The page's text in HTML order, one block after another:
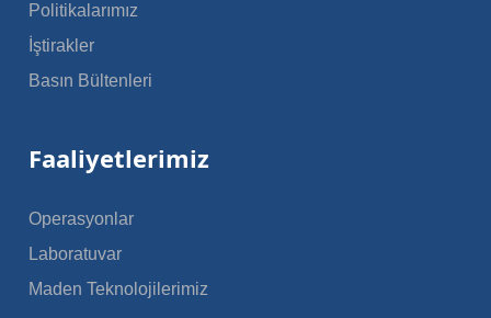
Politikalarımız
İştirakler
Basın Bültenleri
Faaliyetlerimiz
Operasyonlar
Laboratuvar
Maden Teknolojilerimiz